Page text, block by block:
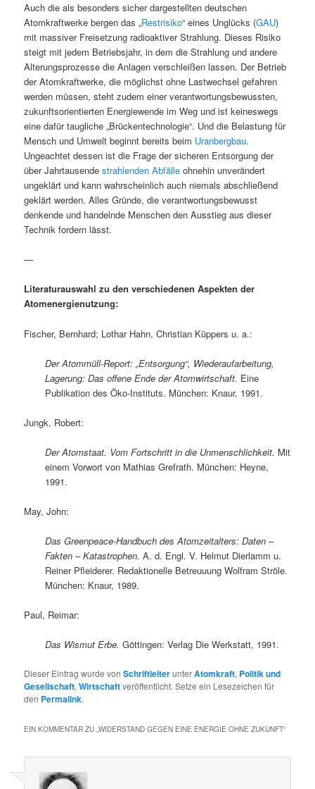
Auch die als besonders sicher dargestellten deutschen
Atomkraftwerke bergen das „Restrisiko“ eines Unglücks (GAU)
mit massiver Freisetzung radioaktiver Strahlung. Dieses Risiko
steigt mit jedem Betriebsjahr, in dem die Strahlung und andere
Alterungsprozesse die Anlagen verschleißen lassen. Der Betrieb
der Atomkraftwerke, die möglichst ohne Lastwechsel gefahren
werden müssen, steht zudem einer verantwortungsbewussten,
zukunftsorientierten Energiewende im Weg und ist keineswegs
eine dafür taugliche „Brückentechnologie“. Und die Belastung für
Mensch und Umwelt beginnt bereits beim Uranbergbau.
Ungeachtet dessen ist die Frage der sicheren Entsorgung der
über Jahrtausendestrahlenden Abfälle ohnehin unverändert
ungeklärt und kann wahrscheinlich auch niemals abschließend
geklärt werden. Alles Gründe, die verantwortungsbewusst
denkende und handelnde Menschen den Ausstieg aus dieser
Technik fordern lässt.
—
Literaturauswahl zu den verschiedenen Aspekten der
Atomenergienutzung:
Fischer, Bernhard; Lothar Hahn, Christian Küppers u. a.:
Der Atommüll-Report: „Entsorgung“, Wiederaufarbeitung,
Lagerung: Das offene Ende der Atomwirtschaft. Eine
Publikation des Öko-Instituts. München: Knaur, 1991.
Jungk, Robert:
Der Atomstaat. Vom Fortschritt in die Unmenschlichkeit. Mit
einem Vorwort von Mathias Grefrath. München: Heyne,
1991.
May, John:
Das Greenpeace-Handbuch des Atomzeitalters: Daten –
Fakten – Katastrophen. A. d. Engl. V. Helmut Dierlamm u.
Reiner Pfleiderer. Redaktionelle Betreuuung Wolfram Ströle.
München: Knaur, 1989.
Paul, Reimar:
Das Wismut Erbe. Göttingen: Verlag Die Werkstatt, 1991.
Dieser Eintrag wurde vonSchriftleiterunterAtomkraft, Politik und
Gesellschaft,Wirtschaftveröffentlicht. Setze ein Lesezeichen für
den Permalink.
EIN KOMMENTAR ZU „WIDERSTAND GEGEN EINE ENERGIE OHNE ZUKUNFT“